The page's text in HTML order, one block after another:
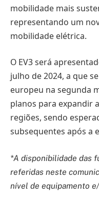
mobilidade mais
representando um
mobilidade elétrica.
O EV3 será
julho de 2024, a que
europeu na segunda
planos para expandir
regiões, sendo
subsequentes após a
*A disponibilidade das
referidas neste
nível de equipamento